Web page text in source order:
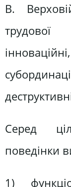
В.
Серед
поведінки
1)